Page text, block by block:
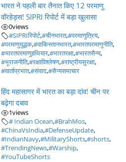
भारत ने पहली बार तैनात किए 12 परमाणु
वॉरहेड्स! SIPRI रिपोर्ट में बड़ा खुलासा
0views
#SIPRIरिपोर्ट,#चीनभारत,#परमाणुत्रिय,
#परमाणुयुद्धक,#पाकिस्तानभारत,#भारतपरमाणुनीति,
#भारतपरमाणुहथियार,#भारतरक्षा,#भारतसैन्य,
#भूराजनीति,#रक्षाविश्लेषण,#राष्ट्रीयसुरक्षा,
#वार्ताप्रभात,#संवाद,#सैन्यसमाचार
हिंद महासागर में भारत का बड़ा दांव! चीन पर
बढ़ेगा दबाव
1views
# Indian Ocean,#BrahMos,
#ChinaVsIndia,#DefenseUpdate,
#IndianNavy,#MilitaryShorts,#shorts,
#TrendingNews,#Warship,
#YouTubeShorts